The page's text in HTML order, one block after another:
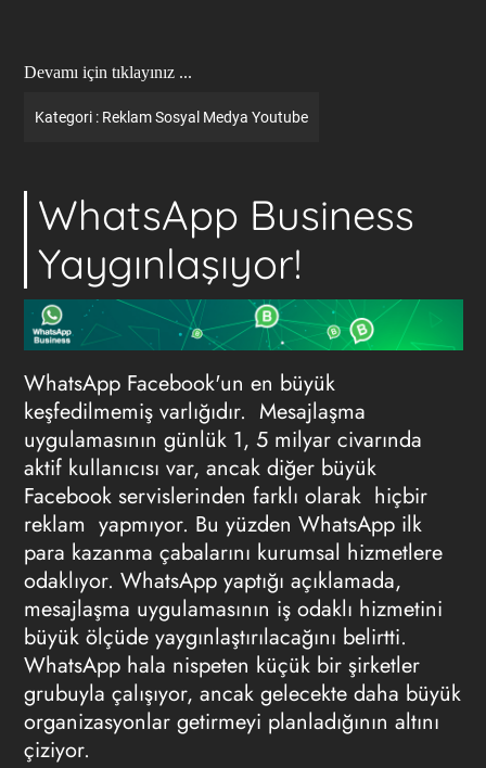
Devamı için tıklayınız ...
Kategori : Reklam Sosyal Medya Youtube
WhatsApp Business
Yaygınlaşıyor!
WhatsApp Facebook'un en büyük
keşfedilmemiş varlığıdır. Mesajlaşma
uygulamasının günlük 1, 5 milyar civarında
aktif kullanıcısı var, ancak diğer büyük
Facebook servislerinden farklı olarak hiçbir
reklam yapmıyor. Bu yüzden WhatsApp ilk
para kazanma çabalarını kurumsal hizmetlere
odaklıyor. WhatsApp yaptığı açıklamada,
mesajlaşma uygulamasının iş odaklı hizmetini
büyük ölçüde yaygınlaştırılacağını belirtti.
WhatsApp hala nispeten küçük bir şirketler
grubuyla çalışıyor, ancak gelecekte daha büyük
organizasyonlar getirmeyi planladığının altını
çiziyor.